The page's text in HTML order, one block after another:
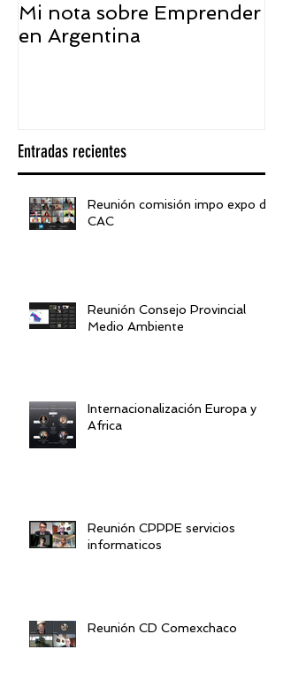
Mi nota sobre Emprender
en Argentina
Entradas recientes
Reunión comisión impo expo de
CAC
Reunión Consejo Provincial
Medio Ambiente
Internacionalización Europa y
Africa
Reunión CPPPE servicios
informaticos
Reunión CD Comexchaco